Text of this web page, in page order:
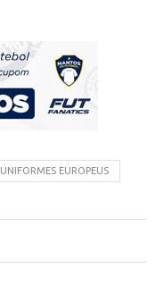
UNIFORMES EUROPEUS